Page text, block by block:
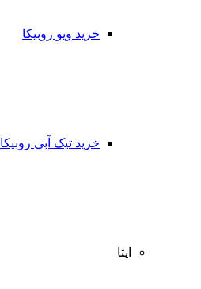
خرید ویو روبیکا
خرید تیک آبی روبیکا
ایتا